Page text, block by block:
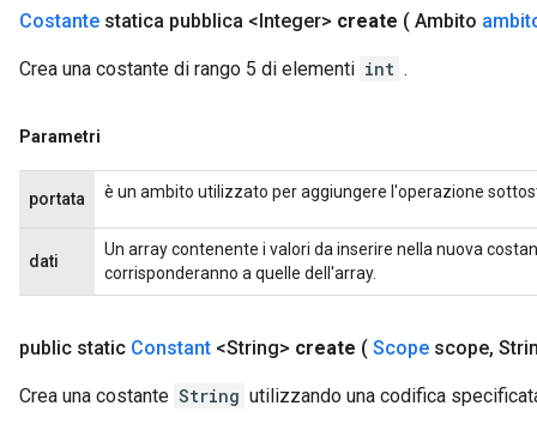
Costante statica pubblica <Integer> create ( Ambito
Crea una costante di rango 5 di elementi int .
Parametri
portata è un ambito utilizzato per aggiungere l'operazione
dati
Un array contenente i valori da inserire nella nuova
corrisponderanno a quelle dell'array.
public static Constant <String> create ( Scope scope,
Crea una costante String utilizzando una codifica